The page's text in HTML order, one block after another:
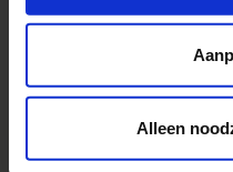
Alleen
Groepsreizen
Festivalreizen
Gegarandeerde reizen
Nieuwe reizen